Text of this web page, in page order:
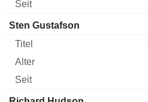
Sten Gustafson